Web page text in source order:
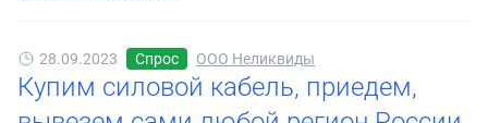
28.09.2023 Спрос ООО Неликвиды
Купим силовой кабель, приедем,